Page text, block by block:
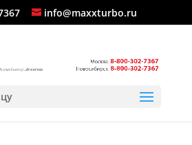
info@maxxturbo.ru